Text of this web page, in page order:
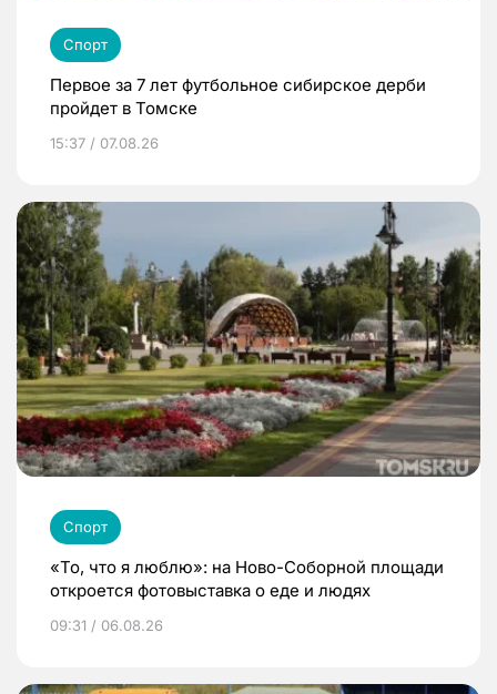
Спорт
Первое за 7 лет футбольное сибирское дерби
пройдет в Томске
15:37 / 07.08.26
Спорт
«То, что я люблю»: на Ново-Соборной площади
откроется фотовыставка о еде и людях
09:31 / 06.08.26